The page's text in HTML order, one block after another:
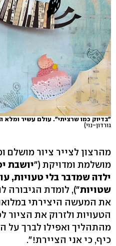
"בדיוק כמו שרציתי". עולם עשיר ומלא
גורדון-נוי)
מהרצון לצייר ציור מושלם
מושלמת ומדויקת ("יושבת
ילדה שמדבר בלי טעויות,
שטויות"), לומדת הגיבורה
את המעשה היצירתי
הטעויות ולזרוק את
מהתהליך ואפילו לברך על
כיף, כי אני הציירת!".